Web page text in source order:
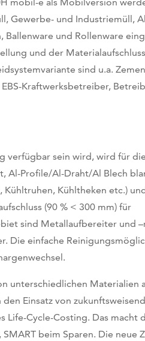
Gewerbe- und Industriemüll,
Ballenware und Rollenware
und der
sind u.a.
Kraftwerksbetreiber,
verfügbar sein wird, wird für die
Al-Profile/Al-Draht/Al Blech
Kühltruhen, Kühltheken etc.)
(90 % < 300 mm) für
sind Metallaufbereiter und
Die einfache
unterschiedlichen Materialien
Einsatz von
Cycle-Costing. Das macht
beim Sparen. Die neue